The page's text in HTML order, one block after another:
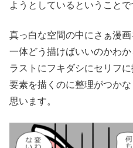
ようとしているということで
真っ白な空間の中にさぁ漫
一体どう描けばいいのかわ
ラストにフキダシにセリフ
要素を描くのに整理がつか
思います。